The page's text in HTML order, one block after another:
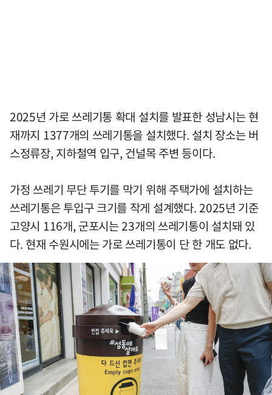
2025년 가로 쓰레기통 확대 설치를 발표한 성남시는 현
재까지 1377개의 쓰레기통을 설치했다. 설치 장소는 버
스정류장, 지하철역 입구, 건널목 주변 등이다.
가정 쓰레기 무단 투기를 막기 위해 주택가에 설치하는
쓰레기통은 투입구 크기를 작게 설계했다. 2025년 기준
고양시 116개, 군포시는 23개의 쓰레기통이 설치돼 있
다. 현재 수원시에는 가로 쓰레기통이 단 한 개도 없다.